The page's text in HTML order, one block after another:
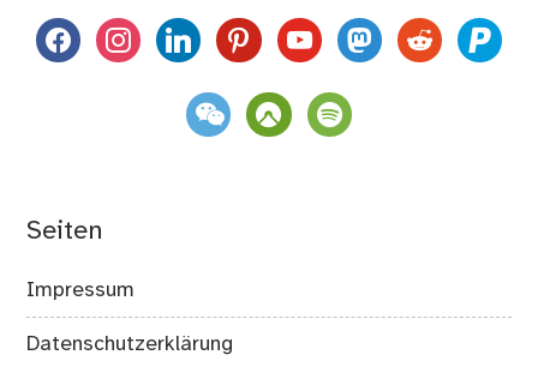
facebookinstagramlinkedinpinterestyoutubemastodon
reddit paypal
weixin komootspotify
Seiten
Impressum
Datenschutzerklärung